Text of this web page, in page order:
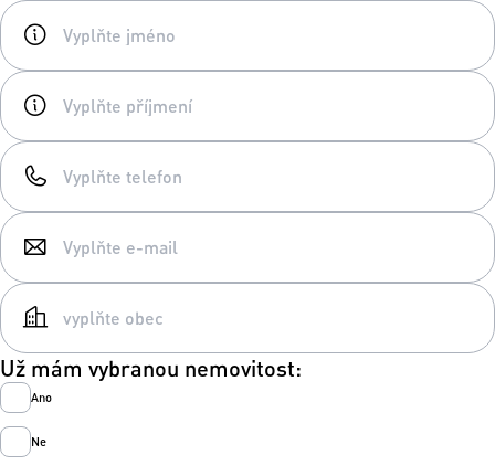
Už mám vybranou nemovitost:
Ano
Ne